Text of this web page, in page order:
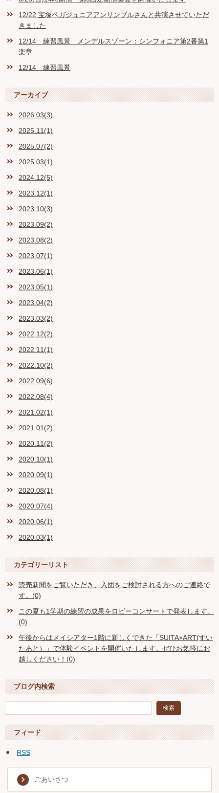
12/22 宝塚ベガジュニアアンサンブルさんと共演させていただ
きました
12/14 練習風景 メンデルスゾーン：シンフォニア第2番第1
楽章
12/14 練習風景
アーカイブ
2026.03(3)
2025.11(1)
2025.07(2)
2025.03(1)
2024.12(5)
2023.12(1)
2023.10(3)
2023.09(2)
2023.08(2)
2023.07(1)
2023.06(1)
2023.05(1)
2023.04(2)
2023.03(2)
2022.12(2)
2022.11(1)
2022.10(2)
2022.09(6)
2022.08(4)
2021.02(1)
2021.01(2)
2020.11(2)
2020.10(1)
2020.09(1)
2020.08(1)
2020.07(4)
2020.06(1)
2020.03(1)
カテゴリーリスト
読売新聞をご覧いただき、入団をご検討される方へのご連絡で
す。(0)
この夏も1学期の練習の成果をロビーコンサートで発表します。
(0)
午後からはメイシアター1階に新しくできた「SUITA×ART(すい
たあと）」で体験イベントを開催いたします。ぜひお気軽にお
越しください！(0)
ブログ内検索
フィード
RSS
ごあいさつ